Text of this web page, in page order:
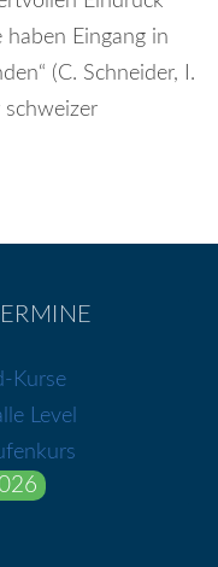
haben Eingang in
(C. Schneider, I.
schweizer
Kurse
Level